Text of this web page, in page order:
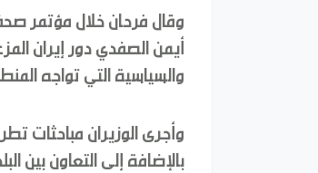
وقال فرحان خلال مؤتمر
أيمن الصفدي دور إيران
والسياسية التي تواجه
وأجرى الوزيران مباحثات
بالإضافة إلى التعاون بين